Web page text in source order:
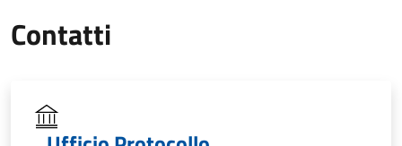
Contatti